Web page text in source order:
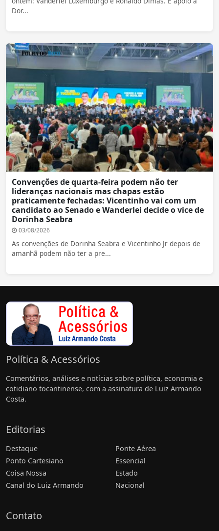
Dor...
Convenções de quarta-feira podem não ter
lideranças nacionais mas chapas estão
praticamente fechadas: Vicentinho vai com um
candidato ao Senado e Wanderlei decide o vice de
Dorinha Seabra
03/08/2026
As convenções de Dorinha Seabra e Vicentinho Jr depois de
amanhã podem não ter a pre...
Política & Acessórios
Comentários, análises e notícias sobre política, economia e
cotidiano tocantinense, com a assinatura de Luiz Armando
Costa.
Editorias
Destaque
Ponto Cartesiano
Coisa Nossa
Canal do Luiz Armando
Ponte Aérea
Essencial
Estado
Nacional
Contato